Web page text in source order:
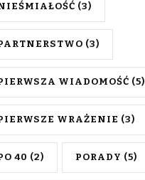
(3)
(3)
WIADOMOŚĆ (5)
WRAŻENIE (3)
40 (2) PORADY (5)